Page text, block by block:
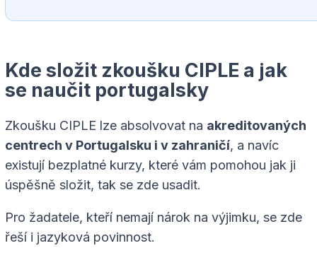
Kde složit zkoušku CIPLE a jak
se naučit portugalsky
Zkoušku CIPLE lze absolvovat na akreditovaných
centrech v Portugalsku i v zahraničí, a navíc
existují bezplatné kurzy, které vám pomohou jak ji
úspěšně složit, tak se zde usadit.
Pro žadatele, kteří nemají nárok na výjimku, se zde
řeší i jazyková povinnost.